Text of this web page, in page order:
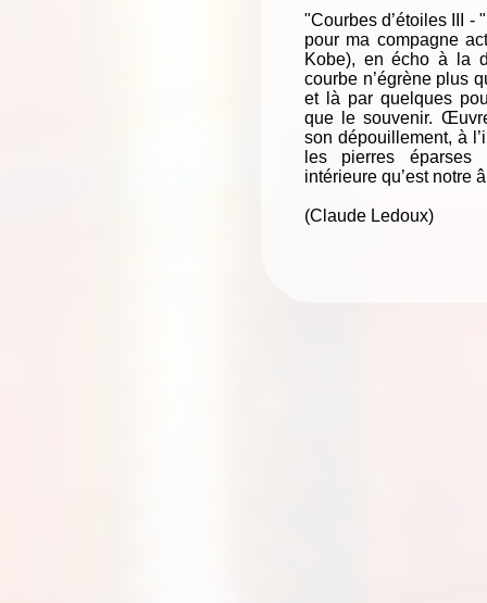
"Courbes d’étoiles III -
pour ma compagne
Kobe), en écho à la
courbe n’égrène plus
et là par quelques
que le souvenir.
son dépouillement, à
les pierres
intérieure qu’est notre
(Claude Ledoux)